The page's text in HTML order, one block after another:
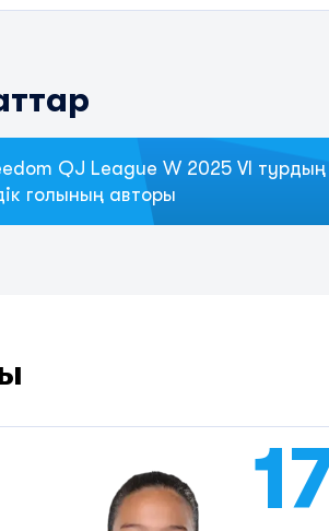
QJ League W 2025 VI турдың
голының авторы